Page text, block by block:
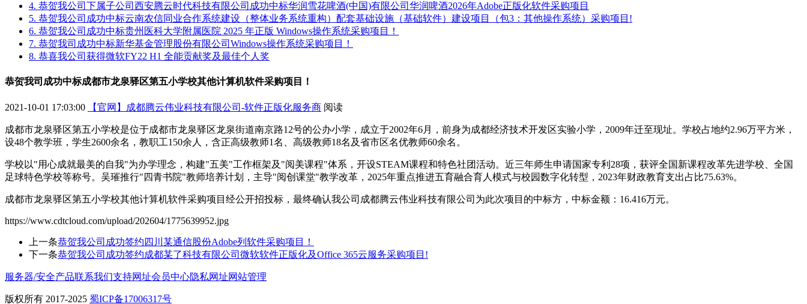
4. 恭贺我公司下属子公司西安腾云时代科技有限公司成功中标华润雪花啤酒(中国)有限公司华润啤酒2026年Adobe正版化软件采购项目
5. 恭贺我公司成功中标云南农信同业合作系统建设（整体业务系统重构）配套基础设施（基础软件）建设项目（包3：其他操作系统）采购项目!
6. 恭贺我公司成功中标贵州医科大学附属医院 2025 年正版 Windows操作系统采购项目！
7. 恭贺我司成功中标新华基金管理股份有限公司Windows操作系统采购项目！
8. 恭喜我公司获得微软FY22 H1 全能贡献奖及最佳个人奖
恭贺我司成功中标成都市龙泉驿区第五小学校其他计算机软件采购项目！
2021-10-01 17:03:00 【官网】成都腾云伟业科技有限公司-软件正版化服务商 阅读
成都市龙泉驿区第五小学校是位于成都市龙泉驿区龙泉街道南京路12号的公办小学，成立于2002年6月，前身为成都经济技术开发区实验小学，2009年迁至现址。学校占地约2.96万平方米，
设48个教学班，学生2600余名，教职工150余人，含正高级教师1名、高级教师18名及省市区名优教师60余名。
学校以"用心成就最美的自我"为办学理念，构建"五美"工作框架及"阅美课程"体系，开设STEAM课程和特色社团活动。近三年师生申请国家专利28项，获评全国新课程改革先进学校、全国
足球特色学校等称号。吴璀推行"四青书院"教师培养计划，主导"阅创课堂"教学改革，2025年重点推进五育融合育人模式与校园数字化转型，2023年财政教育支出占比75.63%。
成都市龙泉驿区第五小学校其他计算机软件采购项目经公开招投标，最终确认我公司成都腾云伟业科技有限公司为此次项目的中标方，中标金额：16.416万元。
https://www.cdtcloud.com/upload/202604/1775639952.jpg
上一条恭贺我公司成功签约四川某通信股份Adobe列软件采购项目！
下一条恭贺我公司成功签约成都某了科技有限公司微软软件正版化及Office 365云服务采购项目!
服务器/安全产品联系我们支持网址会员中心隐私网址网站管理
版权所有 2017-2025 蜀ICP备17006317号